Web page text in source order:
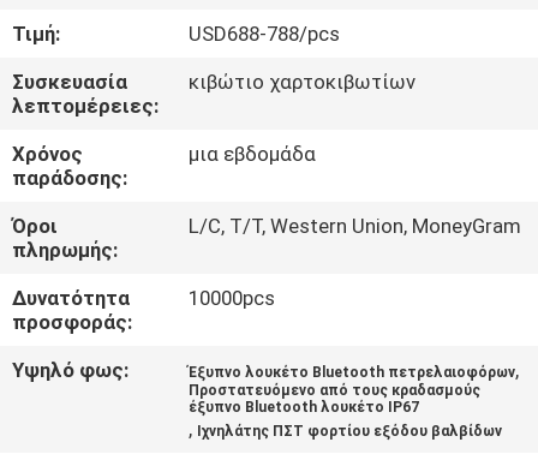
ΜΑΣ
ΕΛΆΤΕ
ΣΕ
ΕΠΑΦΉ
ΜΕ
ΖΗΤΉΣΤΕ
ΈΝΑ
ΑΠΌΣΠΑΣΜΑ
Τιμή:
USD688-788/pcs
Συσκευασία
λεπτομέρειες:
κιβώτιο χαρτοκιβωτίων
Χρόνος
παράδοσης:
μια εβδομάδα
Όροι
πληρωμής:
L/C, T/T, Western Union, MoneyGram
Δυνατότητα
προσφοράς:
10000pcs
Υψηλό φως: Έξυπνο λουκέτο Bluetooth πετρελαιοφόρων,
Προστατευόμενο από τους κραδασμούς
έξυπνο Bluetooth λουκέτο IP67
, Ιχνηλάτης ΠΣΤ φορτίου εξόδου βαλβίδων